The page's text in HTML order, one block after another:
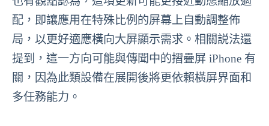
配，即讓應用在特殊比例的屏幕上自動調整佈
局，以更好適應橫向大屏顯示需求。相關説法還
提到，這一方向可能與傳聞中的摺疊屏 iPhone 有
關，因為此類設備在展開後將更依賴橫屏界面和
多任務能力。